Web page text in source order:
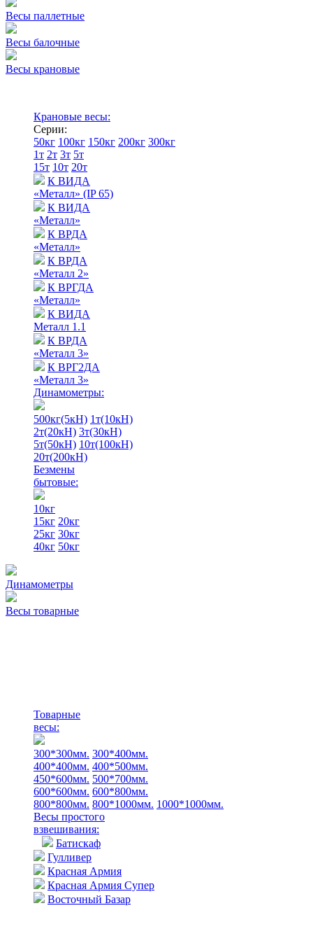
Весы паллетные
Весы балочные
Весы крановые
Крановые весы:
Серии:
50кг 100кг 150кг 200кг 300кг
1т 2т 3т 5т
15т 10т 20т
К ВИДА
«Металл» (IP 65)
К ВИДА
«Металл»
К ВРДА
«Металл»
К ВРДА
«Металл 2»
К ВРГДА
«Металл»
К ВИДА
Металл 1.1
К ВРДА
«Металл 3»
К ВРГ2ДА
«Металл 3»
Динамометры:
500кг(5кН) 1т(10кН)
2т(20кН) 3т(30кН)
5т(50кН) 10т(100кН)
20т(200кН)
Безмены
бытовые:
10кг
15кг 20кг
25кг 30кг
40кг 50кг
Динамометры
Весы товарные
Товарные
весы:
300*300мм. 300*400мм.
400*400мм. 400*500мм.
450*600мм. 500*700мм.
600*600мм. 600*800мм.
800*800мм. 800*1000мм. 1000*1000мм.
Весы простого
взвешивания:
Батискаф
Гулливер
Красная Армия
Красная Армия Супер
Восточный Базар